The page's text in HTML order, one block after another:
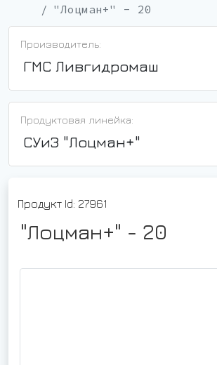
"Лоцман+" - 20
Производитель:
ГМС Ливгидромаш
Продуктовая линейка:
СУиЗ "Лоцман+"
Продукт Id: 27961
"Лоцман+" - 20